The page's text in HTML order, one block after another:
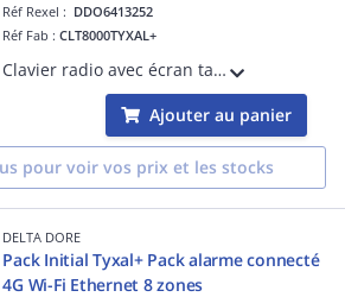
Réf Rexel : DDO6413252
Réf Fab :CLT8000TYXAL+
Clavier radio avec écran tactile - Marche/arrêt totale ou par zone (jusqu'à 8 zones indépendantes) - Retour d'information
Ajouter au panier
pour voir vos prix et les stocks
DELTA DORE
Pack Initial Tyxal+ Pack alarme connecté
4G Wi-Fi Ethernet 8 zones